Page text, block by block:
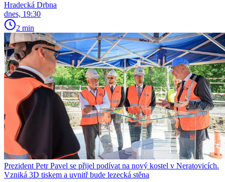
Hradecká Drbna
dnes, 19:30
2 min
Prezident Petr Pavel se přijel podívat na nový kostel v Neratovicích.
Vzniká 3D tiskem a uvnitř bude lezecká stěna